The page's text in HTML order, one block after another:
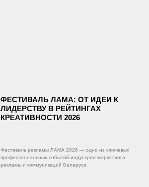
ФЕСТИВАЛЬ ЛАМА: ОТ ИДЕИ К
ЛИДЕРСТВУ В РЕЙТИНГАХ
КРЕАТИВНОСТИ 2026
Фестиваль рекламы ЛАМА 2026 — одно из ключевых
профессиональных событий индустрии маркетинга,
рекламы и коммуникаций Беларуси.